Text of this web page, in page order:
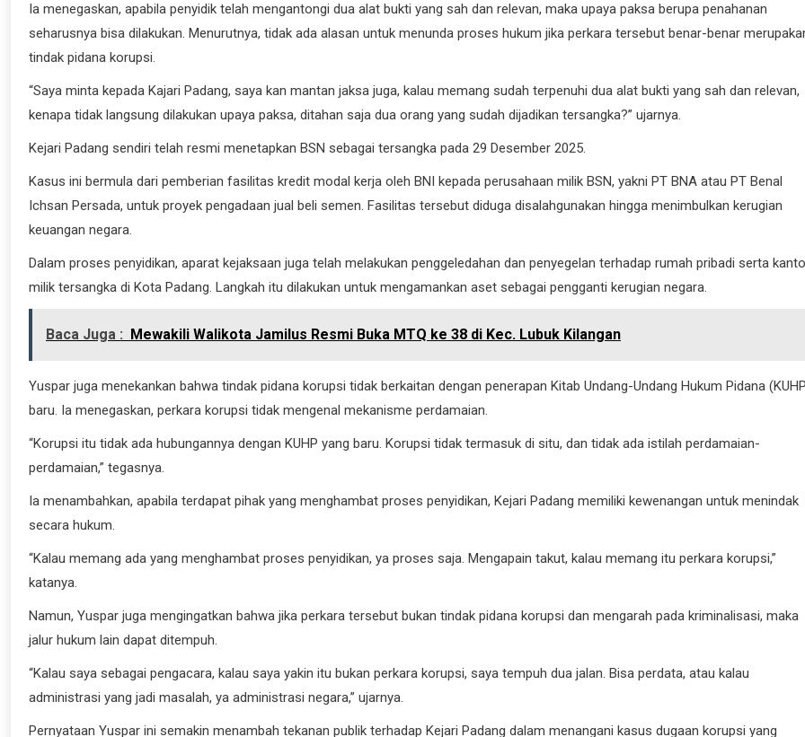
Ia menegaskan, apabila penyidik telah mengantongi dua alat bukti yang sah dan relevan, maka upaya paksa berupa penahanan
seharusnya bisa dilakukan. Menurutnya, tidak ada alasan untuk menunda proses hukum jika perkara tersebut benar-benar
tindak pidana korupsi.
“Saya minta kepada Kajari Padang, saya kan mantan jaksa juga, kalau memang sudah terpenuhi dua alat bukti yang sah dan relevan,
kenapa tidak langsung dilakukan upaya paksa, ditahan saja dua orang yang sudah dijadikan tersangka?” ujarnya.
Kejari Padang sendiri telah resmi menetapkan BSN sebagai tersangka pada 29 Desember 2025.
Kasus ini bermula dari pemberian fasilitas kredit modal kerja oleh BNI kepada perusahaan milik BSN, yakni PT BNA atau PT Benal
Ichsan Persada, untuk proyek pengadaan jual beli semen. Fasilitas tersebut diduga disalahgunakan hingga menimbulkan kerugian
keuangan negara.
Dalam proses penyidikan, aparat kejaksaan juga telah melakukan penggeledahan dan penyegelan terhadap rumah pribadi serta
milik tersangka di Kota Padang. Langkah itu dilakukan untuk mengamankan aset sebagai pengganti kerugian negara.
Baca Juga : Mewakili Walikota Jamilus Resmi Buka MTQ ke 38 di Kec. Lubuk Kilangan
Yuspar juga menekankan bahwa tindak pidana korupsi tidak berkaitan dengan penerapan Kitab Undang-Undang Hukum Pidana
baru. Ia menegaskan, perkara korupsi tidak mengenal mekanisme perdamaian.
“Korupsi itu tidak ada hubungannya dengan KUHP yang baru. Korupsi tidak termasuk di situ, dan tidak ada istilah perdamaian-
perdamaian,” tegasnya.
Ia menambahkan, apabila terdapat pihak yang menghambat proses penyidikan, Kejari Padang memiliki kewenangan untuk menindak
secara hukum.
“Kalau memang ada yang menghambat proses penyidikan, ya proses saja. Mengapain takut, kalau memang itu perkara korupsi,”
katanya.
Namun, Yuspar juga mengingatkan bahwa jika perkara tersebut bukan tindak pidana korupsi dan mengarah pada kriminalisasi, maka
jalur hukum lain dapat ditempuh.
“Kalau saya sebagai pengacara, kalau saya yakin itu bukan perkara korupsi, saya tempuh dua jalan. Bisa perdata, atau kalau
administrasi yang jadi masalah, ya administrasi negara,” ujarnya.
Pernyataan Yuspar ini semakin menambah tekanan publik terhadap Kejari Padang dalam menangani kasus dugaan korupsi yang
PDAM
BPJN Sumbar Cari Solusi
Air Baku Sungai Paraku